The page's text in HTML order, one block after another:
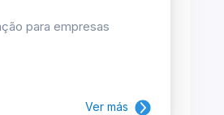
para empresas
Ver más